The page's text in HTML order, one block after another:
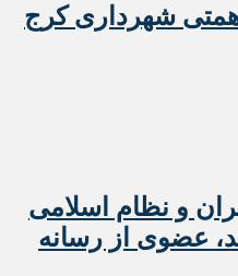
شهرداری کرج
و نظام اسلامی
عضوی از رسانه